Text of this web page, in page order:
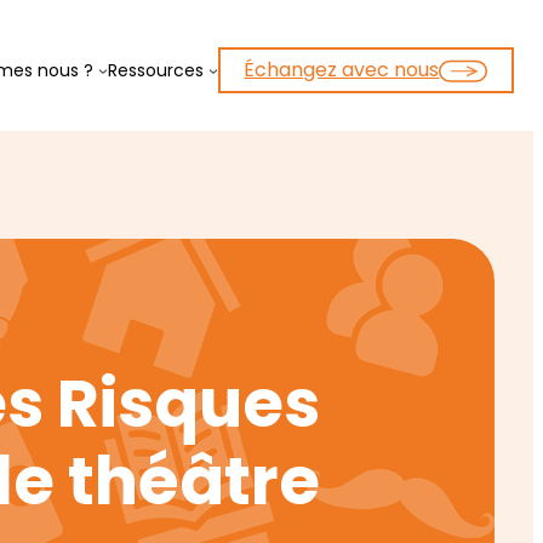
nous ? Ressources Échangez avec nous
Risques
théâtre